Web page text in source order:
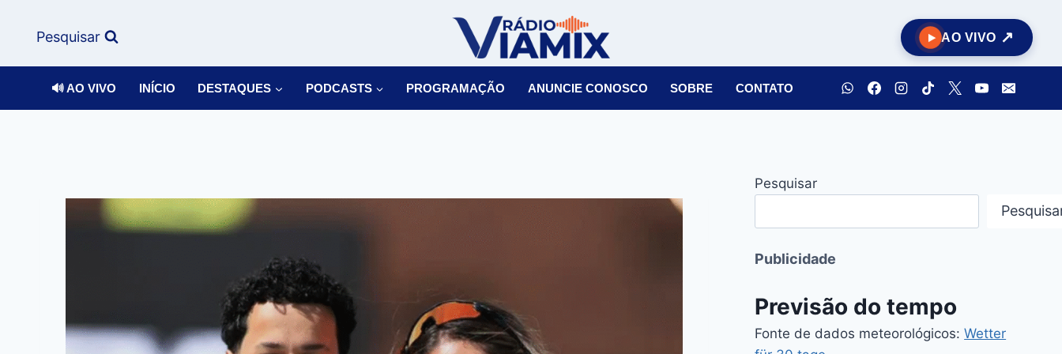
Pesquisar AO VIVO
🔊 AO VIVO INÍCIO DESTAQUES PODCASTS PROGRAMAÇÃO ANUNCIE CONOSCO SOBRE CONTATO
Pesquisar
Publicidade
Previsão do tempo
Fonte de dados meteorológicos:Wetter